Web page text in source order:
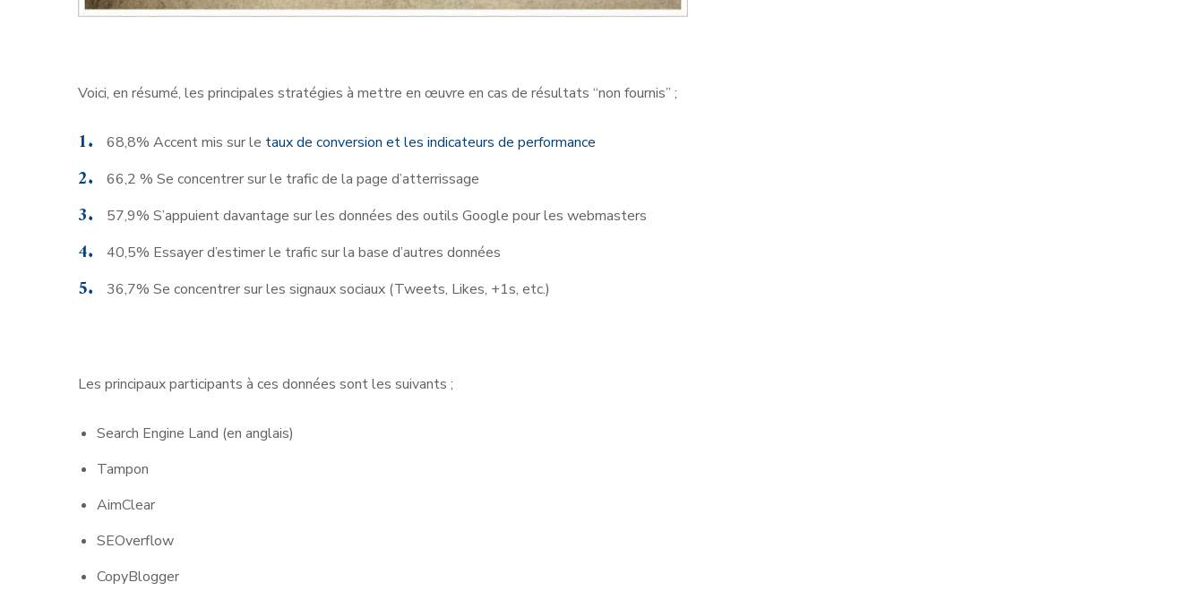
Voici, en résumé, les principales stratégies à mettre en œuvre en cas de résultats “non fournis” ;
68,8% Accent mis sur le taux de conversion et les indicateurs de performance
66,2 % Se concentrer sur le trafic de la page d’atterrissage
57,9% S’appuient davantage sur les données des outils Google pour les webmasters
40,5% Essayer d’estimer le trafic sur la base d’autres données
36,7% Se concentrer sur les signaux sociaux (Tweets, Likes, +1s, etc.)
Les principaux participants à ces données sont les suivants ;
Search Engine Land (en anglais)
Tampon
AimClear
SEOverflow
CopyBlogger